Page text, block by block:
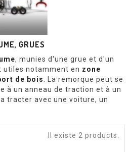
GRUES
, munies d'une grue et d'un
utiles notamment en zone
de bois
. La remorque peut se
à un anneau de traction et à un
tracter avec une voiture, un
Il existe 2 products.